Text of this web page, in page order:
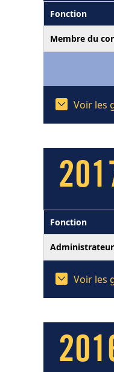
Fonction
Membre du
Voir les
Fonction
Administrateur
Voir les